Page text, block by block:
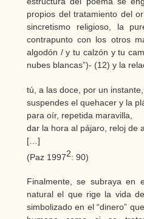
propios del tratamiento del
sincretismo religioso, la
contrapunto con los otros
algodón / y tu calzón y tu
nubes blancas”)- (12) y la
tú, a las doce, por un instante,
suspendes el quehacer y la
para oír, repetida maravilla,
dar la hora al pájaro, reloj de
[…]
(Paz 19972: 90)
Finalmente, se subraya
natural el que rige la vida
simbolizado en el “dinero”